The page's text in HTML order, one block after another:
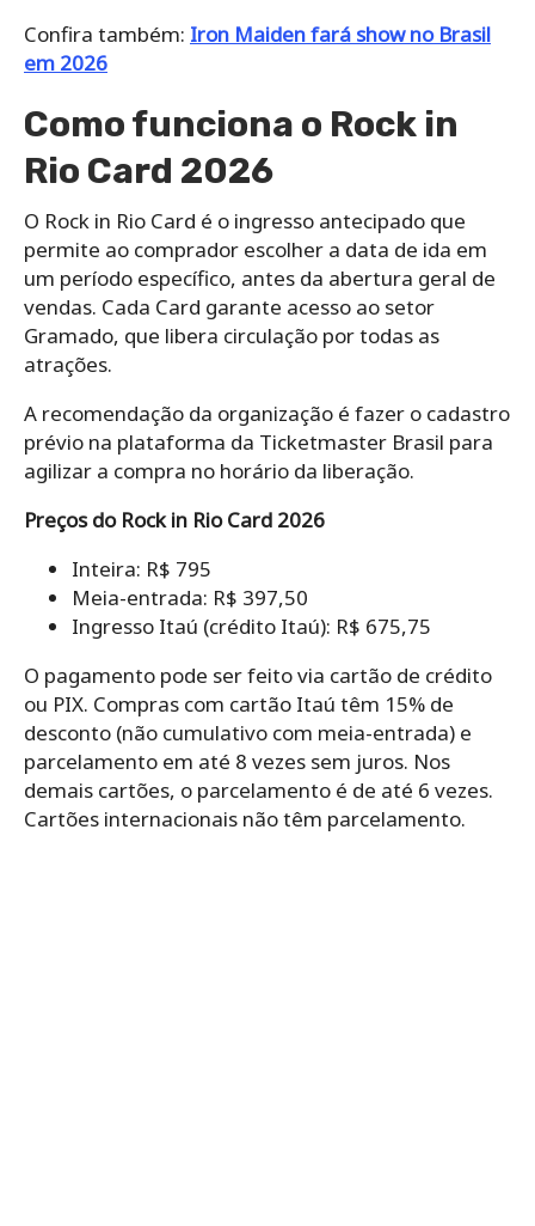
Confira também: Iron Maiden fará show no Brasil
em 2026
Como funciona o Rock in
Rio Card 2026
O Rock in Rio Card é o ingresso antecipado que
permite ao comprador escolher a data de ida em
um período específico, antes da abertura geral de
vendas. Cada Card garante acesso ao setor
Gramado, que libera circulação por todas as
atrações.
A recomendação da organização é fazer o cadastro
prévio na plataforma da Ticketmaster Brasil para
agilizar a compra no horário da liberação.
Preços do Rock in Rio Card 2026
Inteira: R$ 795
Meia-entrada: R$ 397,50
Ingresso Itaú (crédito Itaú): R$ 675,75
O pagamento pode ser feito via cartão de crédito
ou PIX. Compras com cartão Itaú têm 15% de
desconto (não cumulativo com meia-entrada) e
parcelamento em até 8 vezes sem juros. Nos
demais cartões, o parcelamento é de até 6 vezes.
Cartões internacionais não têm parcelamento.